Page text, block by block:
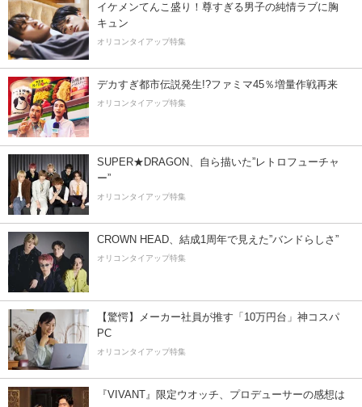
イケメンてんこ盛り！尊すぎる男子の純情ラブに胸
キュン
オリコンタイアップ特集
デカすぎ都市伝説発生!?ファミマ45％増量作戦再来
オリコンタイアップ特集
SUPER★DRAGON、自ら描いた”レトロフューチャ
ー”
オリコンタイアップ特集
CROWN HEAD、結成1周年で見えた”バンドらしさ”
オリコンタイアップ特集
【驚愕】メーカー社員が推す「10万円台」神コスパ
PC
オリコンタイアップ特集
『VIVANT』限定ウオッチ、プロデューサーの感想は